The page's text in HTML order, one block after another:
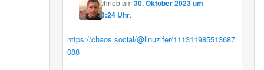
schriebam 30. Oktober 2023 um
08:24 Uhr:
https://chaos.social/@linuzifer/111311985513687
088